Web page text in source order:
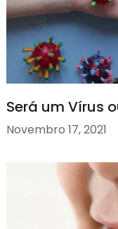
Será um Vírus
Novembro 17, 2021